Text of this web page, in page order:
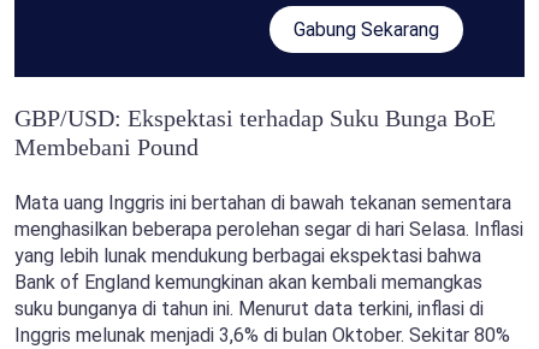
Gabung Sekarang
GBP/USD: Ekspektasi terhadap Suku Bunga BoE
Membebani Pound
Mata uang Inggris ini bertahan di bawah tekanan sementara
menghasilkan beberapa perolehan segar di hari Selasa. Inflasi
yang lebih lunak mendukung berbagai ekspektasi bahwa
Bank of England kemungkinan akan kembali memangkas
suku bunganya di tahun ini. Menurut data terkini, inflasi di
Inggris melunak menjadi 3,6% di bulan Oktober. Sekitar 80%